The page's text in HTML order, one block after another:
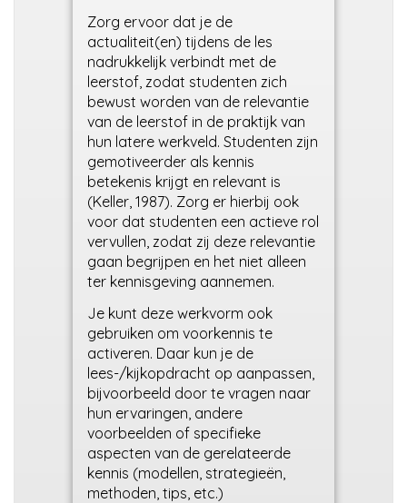
Zorg ervoor dat je de
actualiteit(en) tijdens de les
nadrukkelijk verbindt met de
leerstof, zodat studenten zich
bewust worden van de relevantie
van de leerstof in de praktijk van
hun latere werkveld. Studenten zijn
gemotiveerder als kennis
betekenis krijgt en relevant is
(Keller, 1987). Zorg er hierbij ook
voor dat studenten een actieve rol
vervullen, zodat zij deze relevantie
gaan begrijpen en het niet alleen
ter kennisgeving aannemen.
Je kunt deze werkvorm ook
gebruiken om voorkennis te
activeren. Daar kun je de
lees-/kijkopdracht op aanpassen,
bijvoorbeeld door te vragen naar
hun ervaringen, andere
voorbeelden of specifieke
aspecten van de gerelateerde
kennis (modellen, strategieën,
methoden, tips, etc.)